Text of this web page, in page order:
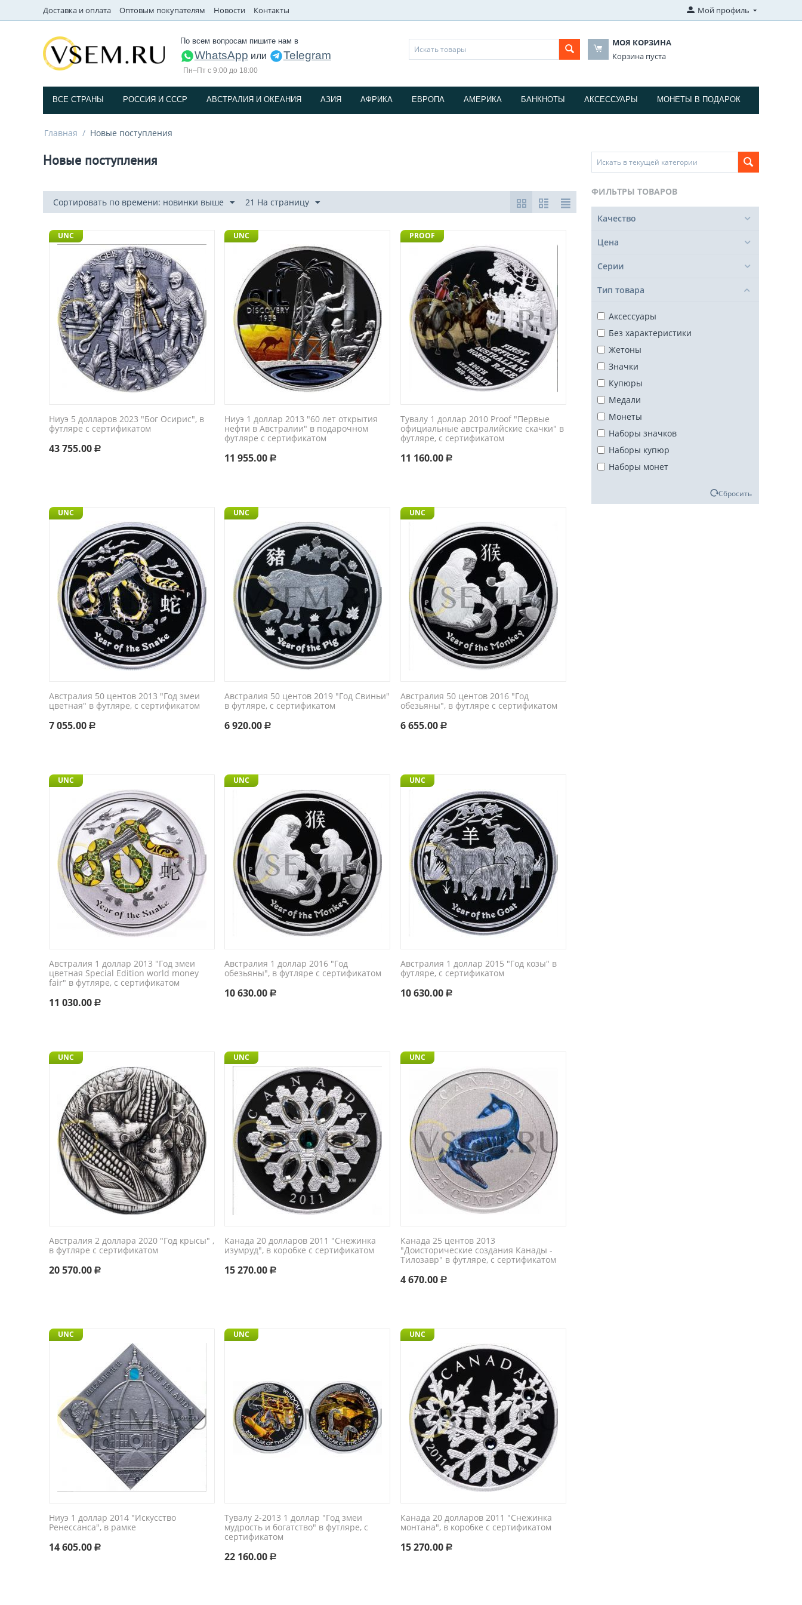
Доставка и оплата Оптовым покупателям Новости Контакты Мой профиль
По всем вопросам пишите нам в
WhatsApp или Telegram
Пн–Пт с 9:00 до 18:00
МОЯ КОРЗИНА
Корзина пуста
ВСЕ СТРАНЫ РОССИЯ И СССP АВСТРАЛИЯ И ОКЕАНИЯ АЗИЯ АФРИКА ЕВРОПА АМЕРИКА БАНКНОТЫ АКСЕССУАРЫ МОНЕТЫ В ПОДАРОК
Главная / Новые поступления
Новые поступления
Сортировать по времени: новинки выше 21 На страницу
UNC
Ниуэ 5 долларов 2023 "Бог Осирис", в
футляре с сертификатом
43 755.00 Р
UNC
Ниуэ 1 доллар 2013 "60 лет открытия
нефти в Австралии" в подарочном
футляре с сертификатом
11 955.00 Р
PROOF
Тувалу 1 доллар 2010 Proof "Первые
официальные австралийские скачки" в
футляре, с сертификатом
11 160.00 Р
UNC
Австралия 50 центов 2013 "Год змеи
цветная" в футляре, с сертификатом
7 055.00 Р
UNC
Австралия 50 центов 2019 "Год Свиньи"
в футляре, с сертификатом
6 920.00 Р
UNC
Австралия 50 центов 2016 "Год
обезьяны", в футляре с сертификатом
6 655.00 Р
UNC
Австралия 1 доллар 2013 "Год змеи
цветная Special Edition world money
fair" в футляре, с сертификатом
11 030.00 Р
UNC
Австралия 1 доллар 2016 "Год
обезьяны", в футляре с сертификатом
10 630.00 Р
UNC
Австралия 1 доллар 2015 "Год козы" в
футляре, с сертификатом
10 630.00 Р
UNC
Австралия 2 доллара 2020 "Год крысы" ,
в футляре с сертификатом
20 570.00 Р
UNC
Канада 20 долларов 2011 "Снежинка
изумруд", в коробке с сертификатом
15 270.00 Р
UNC
Канада 25 центов 2013
"Доисторические создания Канады -
Тилозавр" в футляре, с сертификатом
4 670.00 Р
UNC
Ниуэ 1 доллар 2014 "Искусство
Ренессанса", в рамке
14 605.00 Р
UNC
Тувалу 2-2013 1 доллар "Год змеи
мудрость и богатство" в футляре, с
сертификатом
22 160.00 Р
UNC
Канада 20 долларов 2011 "Снежинка
монтана", в коробке с сертификатом
15 270.00 Р
ФИЛЬТРЫ ТОВАРОВ
Качество
Цена
Серии
Тип товара
Аксессуары
Без характеристики
Жетоны
Значки
Купюры
Медали
Монеты
Наборы значков
Наборы купюр
Наборы монет
Сбросить